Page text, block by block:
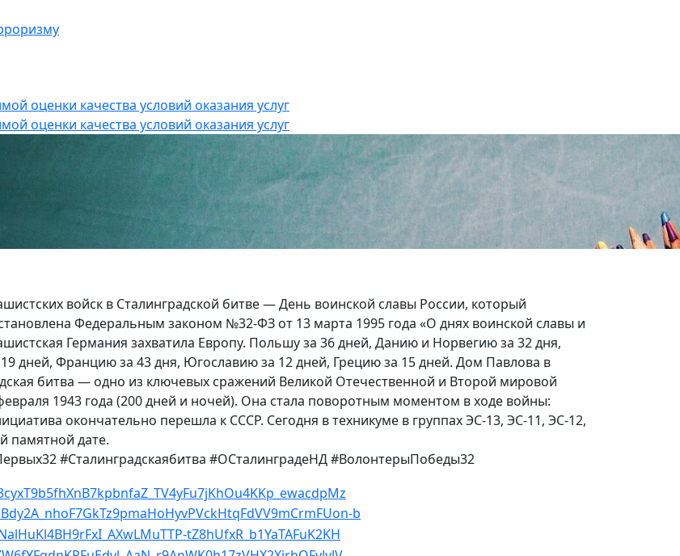
оценки качества условий оказания услуг
оценки качества условий оказания услуг
войск в Сталинградской битве — День воинской славы России, который
Федеральным законом №32-ФЗ от 13 марта 1995 года «О днях воинской славы и
Германия захватила Европу. Польшу за 36 дней, Данию и Норвегию за 32 дня,
дней, Францию за 43 дня, Югославию за 12 дней, Грецию за 15 дней. Дом Павлова в
битва — одно из ключевых сражений Великой Отечественной и Второй мировой
1943 года (200 дней и ночей). Она стала поворотным моментом в ходе войны:
окончательно перешла к СССР. Сегодня в техникуме в группах ЭС-13, ЭС-11, ЭС-12,
памятной дате.
#Сталинградскаябитва #ОСталинградеНД #ВолонтерыПобеды32